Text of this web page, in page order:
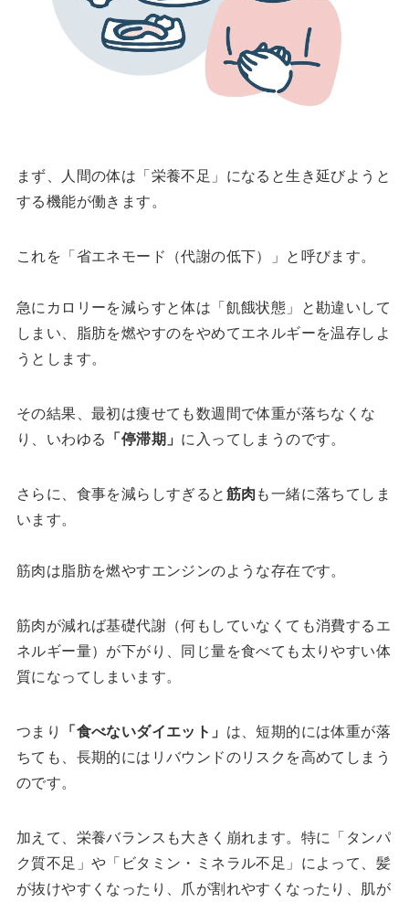
まず、人間の体は「栄養不足」になると生き延びようと
する機能が働きます。
これを「省エネモード（代謝の低下）」と呼びます。
急にカロリーを減らすと体は「飢餓状態」と勘違いして
しまい、脂肪を燃やすのをやめてエネルギーを温存しよ
うとします。
その結果、最初は痩せても数週間で体重が落ちなくな
り、いわゆる 「停滞期」 に入ってしまうのです。
さらに、食事を減らしすぎると筋肉も一緒に落ちてしま
います。
筋肉は脂肪を燃やすエンジンのような存在です。
筋肉が減れば基礎代謝（何もしていなくても消費するエ
ネルギー量）が下がり、同じ量を食べても太りやすい体
質になってしまいます。
つまり 「食べないダイエット」 は、短期的には体重が落
ちても、長期的にはリバウンドのリスクを高めてしまう
のです。
加えて、栄養バランスも大きく崩れます。特に「タンパ
ク質不足」や「ビタミン・ミネラル不足」によって、髪
が抜けやすくなったり、爪が割れやすくなったり、肌が